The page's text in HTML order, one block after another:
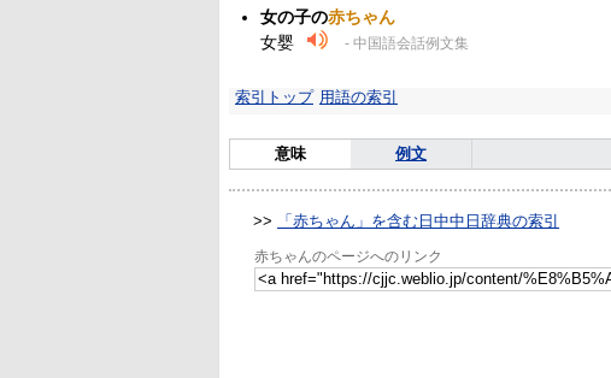
女の子の赤ちゃん
女婴
- 中国語会話例文集
索引トップ 用語の索引
意味 例文
>> 「赤ちゃん」を含む日中中日辞典の索引
赤ちゃんのページへのリンク